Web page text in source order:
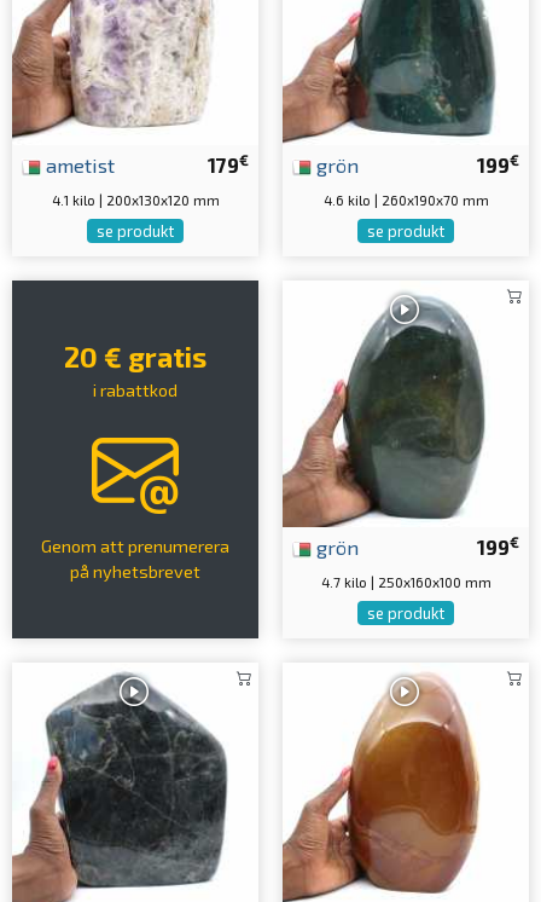
179€
ametist
4.1 kilo | 200x130x120 mm
se produkt
199€
grön
4.6 kilo | 260x190x70 mm
se produkt
20 € gratis
i rabattkod
Genom att prenumerera
på nyhetsbrevet
199€
grön
4.7 kilo | 250x160x100 mm
se produkt